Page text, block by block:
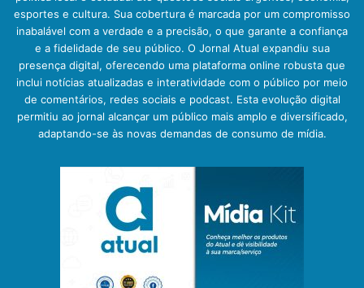
esportes e cultura. Sua cobertura é marcada por um compromisso
inabalável com a verdade e a precisão, o que garante a confiança
e a fidelidade de seu público. O Jornal Atual expandiu sua
presença digital, oferecendo uma plataforma online robusta que
inclui notícias atualizadas e interatividade com o público por meio
de comentários, redes sociais e podcast. Esta evolução digital
permitiu ao jornal alcançar um público mais amplo e diversificado,
adaptando-se às novas demandas de consumo de mídia.